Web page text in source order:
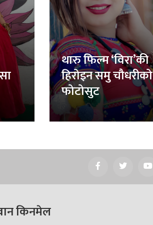
थारु फिल्म ‘विरा’की
हिरोइन समु चौधरीको
फोटोसुट
किनमेल